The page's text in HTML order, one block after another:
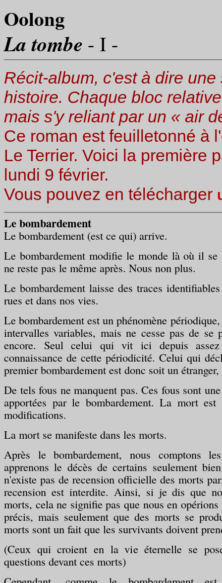
Oolong
La tombe - I -
Récit-album, c'est à dire
histoire. Chaque bloc
mais s'y reliant par un « air
Ce roman est feuilletonné à
Le Terrier. Voici la première
lundi 9 février.
Vous pouvez en télécharger
Le bombardement
Le bombardement (est ce qui) arrive.
Le bombardement modifie le monde là où il
ne reste pas le même après. Nous non plus.
Le bombardement laisse des traces
rues et dans nos vies.
Le bombardement est un phénomène
intervalles variables, mais ne cesse pas de se
encore. Seul celui qui vit ici depuis
connaissance de cette périodicité. Celui qui
premier bombardement est donc soit un
De tels fous ne manquent pas. Ces fous sont
apportées par le bombardement. La mort
modifications.
La mort se manifeste dans les morts.
Après le bombardement, nous comptons
apprenons le décès de certains seulement
n'existe pas de recension officielle des morts
recension est interdite. Ainsi, si je dis que
morts, cela ne signifie pas que nous en
précis, mais seulement que des morts se
morts sont un fait que les survivants doivent
(Ceux qui croient en la vie éternelle se
questions devant ces morts)